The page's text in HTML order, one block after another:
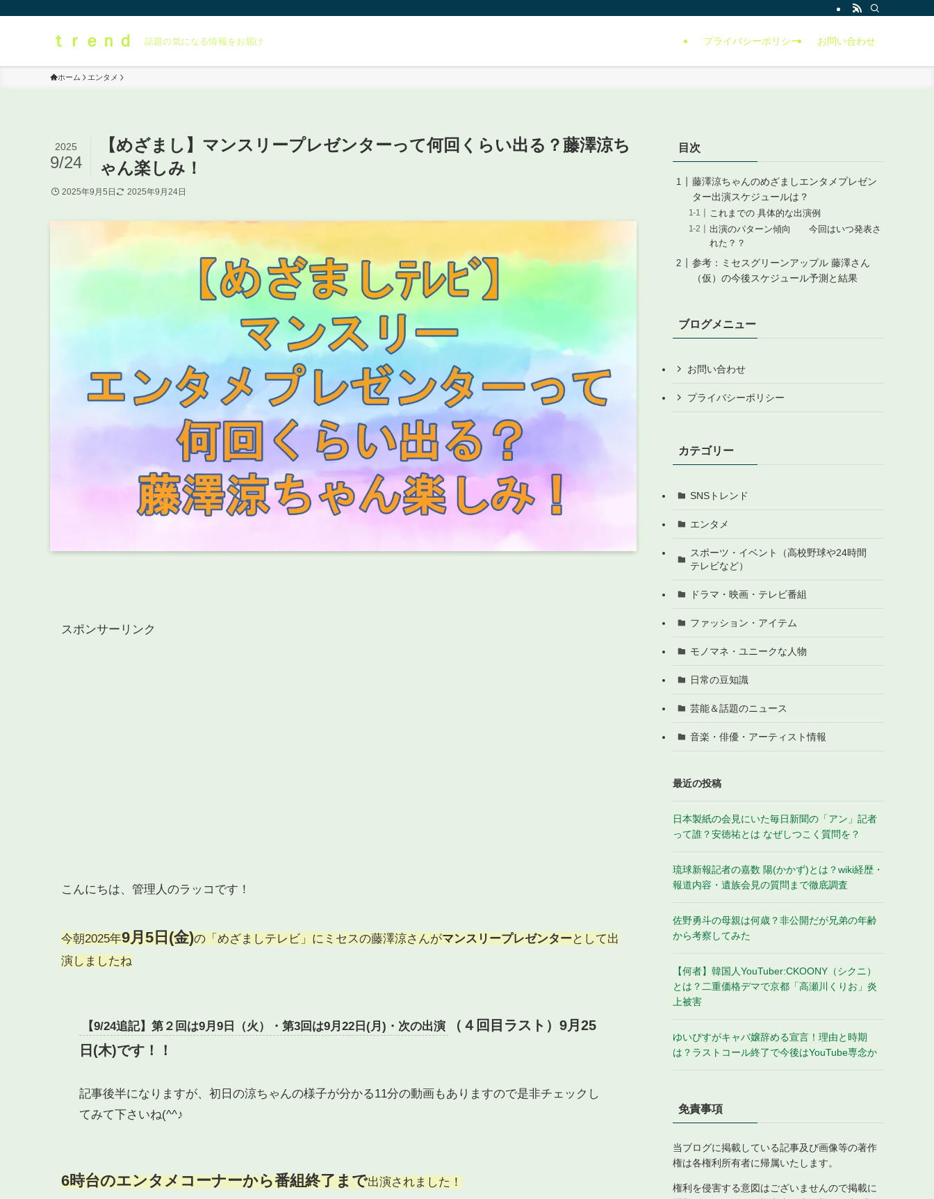
ｔｒｅｎｄ 話題の気になる情報をお届け プライバシーポリシー お問い合わせ
ホーム エンタメ
【めざまし】マンスリープレゼンターって何回くらい出る？藤澤涼ち
ゃん楽しみ！
2025
9/24
2025年9月5日 2025年9月24日
スポンサーリンク
こんにちは、管理人のラッコです！
今朝2025年9月5日(金)の「めざましテレビ」にミセスの藤澤涼さんがマンスリープレゼンターとして出
演しましたね
【9/24追記】第２回は9月9日（火）・ 第3回は9月22日(月)・ 次の出演
（４回目ラスト）9月25
日(木)です！！
記事後半になりますが、初日の涼ちゃんの様子が分かる11分の動画もありますので是非チェックし
てみて下さいね(^^♪
6時台のエンタメコーナーから番組終了まで出演されました！
目次
藤澤涼ちゃんのめざましエンタメプレゼン
ター出演スケジュールは？
これまでの 具体的な出演例
出演のパターン傾向 今回はいつ発表さ
れた？？
参考：ミセスグリーンアップル 藤澤さん
（仮）の今後スケジュール予測と結果
ブログメニュー
お問い合わせ
プライバシーポリシー
カテゴリー
SNSトレンド
エンタメ
スポーツ・イベント（高校野球や24時間
テレビなど）
ドラマ・映画・テレビ番組
ファッション・アイテム
モノマネ・ユニークな人物
日常の豆知識
芸能＆話題のニュース
音楽・俳優・アーティスト情報
最近の投稿
日本製紙の会見にいた毎日新聞の「アン」記者
って誰？安徳祐とは なぜしつこく質問を？
琉球新報記者の嘉数 陽(かかず)とは？wiki経歴・
報道内容・遺族会見の質問まで徹底調査
佐野勇斗の母親は何歳？非公開だが兄弟の年齢
から考察してみた
【何者】韓国人YouTuber:CKOONY（シクニ）
とは？二重価格デマで京都「高瀬川くりお」炎
上被害
ゆいぴすがキャバ嬢辞める宣言！理由と時期
は？ラストコール終了で今後はYouTube専念か
免責事項
当ブログに掲載している記事及び画像等の著作
権は各権利所有者に帰属いたします。
権利を侵害する意図はございませんので掲載に